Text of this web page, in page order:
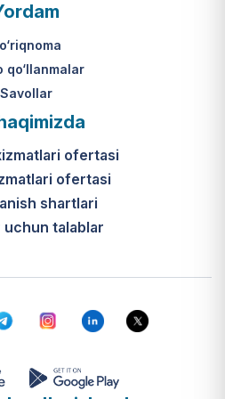
Vazirlar
hamda Prezidentning
quvvatlash
o‘zi nima?
keksalar va
shaxslar uchun
Urush va
pansionatining
qo‘llanmalar
Savollar
ofertasi
ofertasi
shartlari
uchun talablar